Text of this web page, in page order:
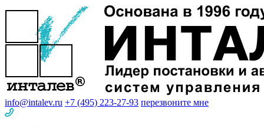
info@intalev.ru +7 (495) 223-27-93 перезвоните мне